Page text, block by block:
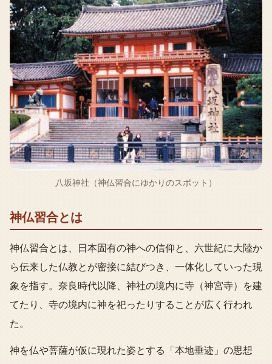
八坂神社（神仏習合にゆかりのスポット）
神仏習合とは
神仏習合とは、日本固有の神への信仰と、六世紀に大陸か
ら伝来した仏教とが密接に結びつき、一体化していった現
象を指す。奈良時代以降、神社の境内に寺（神宮寺）を建
てたり、寺の境内に神を祀ったりすることが広く行われ
た。
神を仏や菩薩が仮に現れた姿とする「本地垂迹」の思想